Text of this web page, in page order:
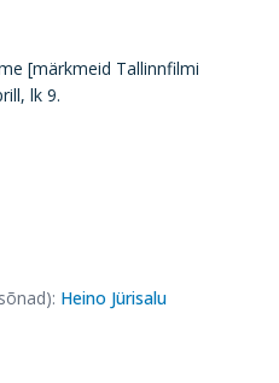
[märkmeid Tallinnfilmi
lk 9.
: Heino Jürisalu